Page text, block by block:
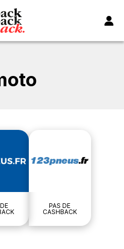
PAS DE
CASHBACK